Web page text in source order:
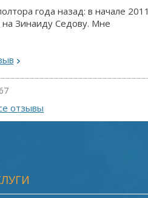
года назад: в начале 2011
на Зинаиду Седову. Мне
отзывы